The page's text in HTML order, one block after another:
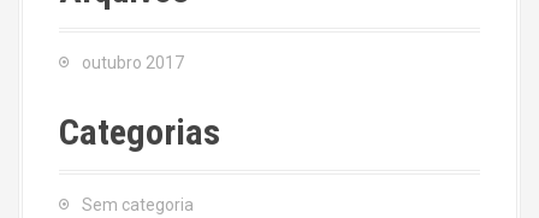
outubro 2017
Categorias
Sem categoria